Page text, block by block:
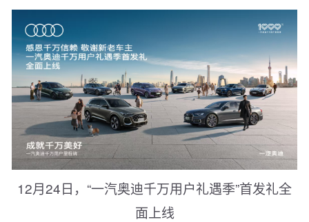
12月24日，“一汽奥迪千万用户礼遇季”首发礼全
面上线